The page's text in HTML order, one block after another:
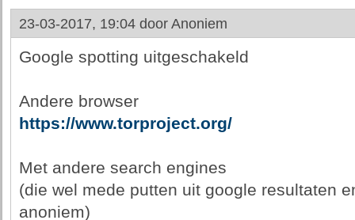
23-03-2017, 19:04 door Anoniem
Google spotting uitgeschakeld
Andere browser
https://www.torproject.org/
Met andere search engines
(die wel mede putten uit google resultaten
anoniem)